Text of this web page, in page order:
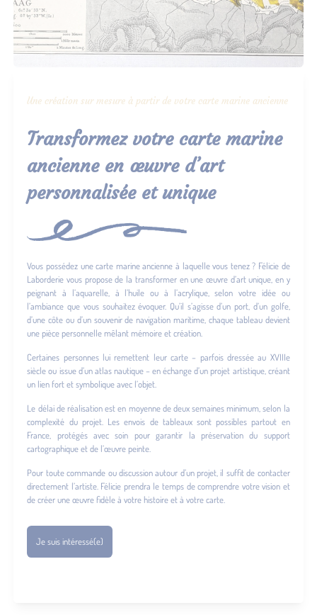
Une création sur mesure à partir de votre carte marine ancienne
Transformez votre carte marine
ancienne en œuvre d’art
personnalisée et unique
Vous possédez une carte marine ancienne à laquelle vous tenez ? Félicie de
Laborderie vous propose de la transformer en une œuvre d’art unique, en y
peignant à l’aquarelle, à l’huile ou à l’acrylique, selon votre idée ou
l’ambiance que vous souhaitez évoquer. Qu’il s’agisse d’un port, d’un golfe,
d’une côte ou d’un souvenir de navigation maritime, chaque tableau devient
une pièce personnelle mêlant mémoire et création.
Certaines personnes lui remettent leur carte – parfois dressée au XVIIIe
siècle ou issue d’un atlas nautique – en échange d’un projet artistique, créant
un lien fort et symbolique avec l’objet.
Le délai de réalisation est en moyenne de deux semaines minimum, selon la
complexité du projet. Les envois de tableaux sont possibles partout en
France, protégés avec soin pour garantir la préservation du support
cartographique et de l’œuvre peinte.
Pour toute commande ou discussion autour d’un projet, il suffit de contacter
directement l’artiste. Félicie prendra le temps de comprendre votre vision et
de créer une œuvre fidèle à votre histoire et à votre carte.
Je suis intéressé(e)